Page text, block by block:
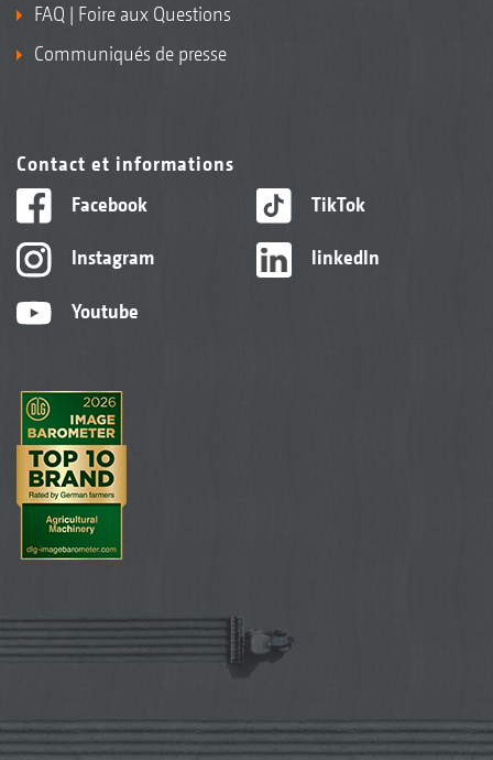
FAQ | Foire aux Questions
Communiqués de presse
Contact et informations
Facebook
Instagram
Youtube
TikTok
linkedIn